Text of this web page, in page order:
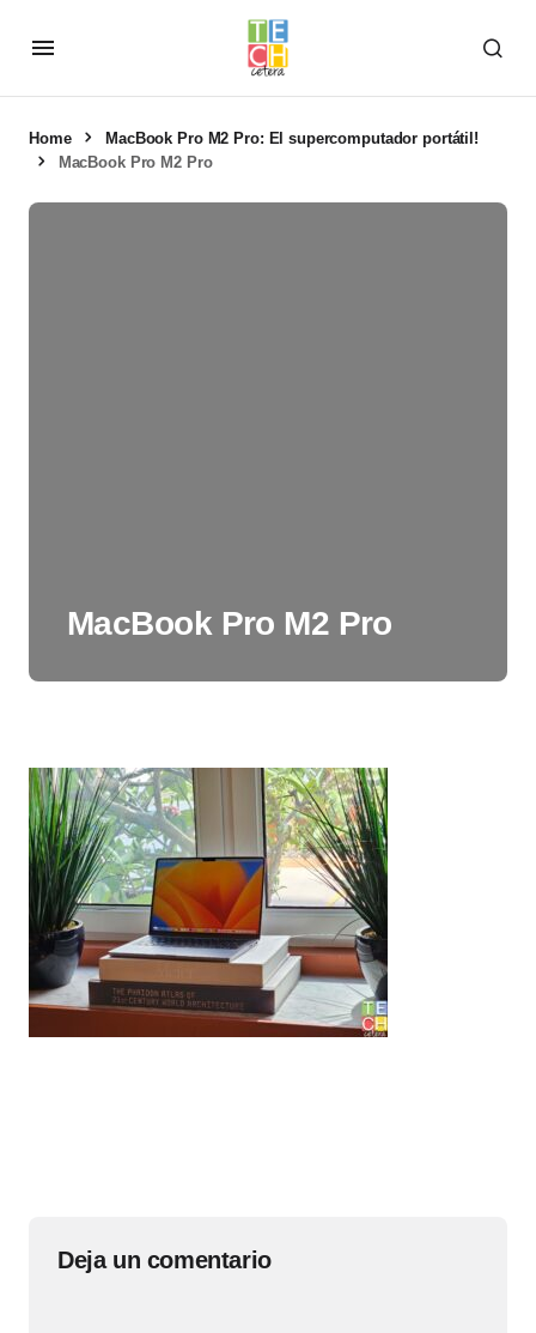
Home
MacBook Pro M2 Pro: El supercomputador portátil!
MacBook Pro M2 Pro
MacBook Pro M2 Pro
Deja un comentario